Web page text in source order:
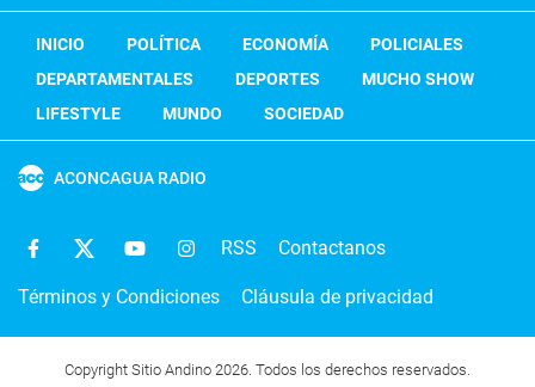
INICIO POLÍTICA ECONOMÍA
POLICIALES
DEPARTAMENTALES
DEPORTES
MUCHO SHOW
LIFESTYLE
MUNDO SOCIEDAD
ACONCAGUA RADIO
RSS Contactanos
Términos y Condiciones Cláusula de privacidad
Copyright Sitio Andino 2026. Todos los derechos reservados.